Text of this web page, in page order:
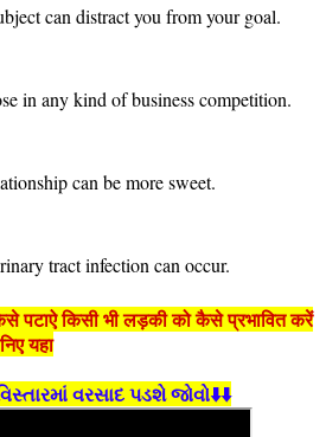
can distract you from your goal.
in any kind of business competition.
can be more sweet.
tract infection can occur.
किसी भी लड़की को कैसे प्रभावित करें
यहा
વરસાદ પડશે જોવો⬇️⬇️